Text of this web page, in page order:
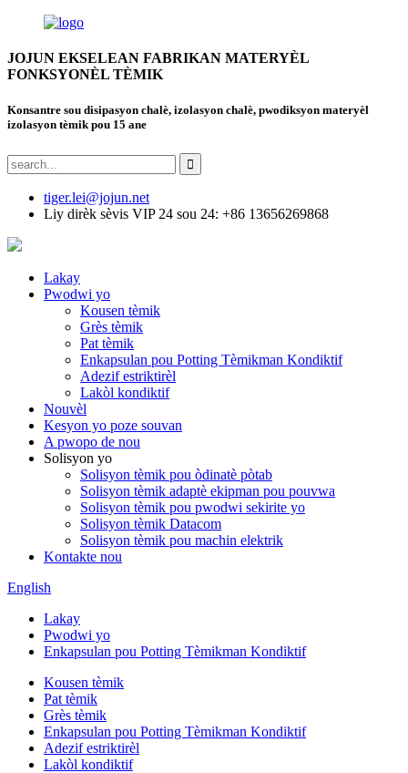
JOJUN EKSELEAN FABRIKAN MATERYÈL
FONKSYONÈL TÈMIK
Konsantre sou disipasyon chalè, izolasyon chalè, pwodiksyon materyèl
izolasyon tèmik pou 15 ane
tiger.lei@jojun.net
Liy dirèk sèvis VIP 24 sou 24: +86 13656269868
Lakay
Pwodwi yo
Kousen tèmik
Grès tèmik
Pat tèmik
Enkapsulan pou Potting Tèmikman Kondiktif
Adezif estriktirèl
Lakòl kondiktif
Nouvèl
Kesyon yo poze souvan
A pwopo de nou
Solisyon yo
Solisyon tèmik pou òdinatè pòtab
Solisyon tèmik adaptè ekipman pou pouvwa
Solisyon tèmik pou pwodwi sekirite yo
Solisyon tèmik Datacom
Solisyon tèmik pou machin elektrik
Kontakte nou
English
Lakay
Pwodwi yo
Enkapsulan pou Potting Tèmikman Kondiktif
Kousen tèmik
Pat tèmik
Grès tèmik
Enkapsulan pou Potting Tèmikman Kondiktif
Adezif estriktirèl
Lakòl kondiktif